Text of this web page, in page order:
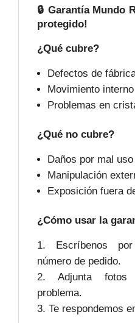
🔒 Garantía Mundo
protegido!
¿Qué cubre?
Defectos de
Movimiento interno
Problemas en
¿Qué no cubre?
Daños por mal uso
Manipulación
Exposición fuera
¿Cómo usar la
Escríbenos
número de pedido.
Adjunta
problema.
Te respondemos